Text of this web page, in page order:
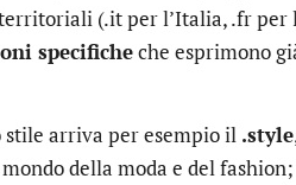
(.it per l’Italia, .fr per
specificheche esprimono
arriva per esempio il .style
della moda e del